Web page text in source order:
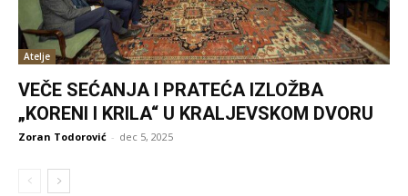
Atelje
VEČE SEĆANJA I PRATEĆA IZLOŽBA
„KORENI I KRILA“ U KRALJEVSKOM DVORU
Zoran Todorović - dec 5, 2025